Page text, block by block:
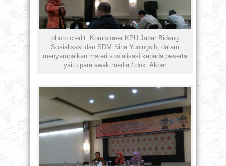
photo credit: Komisioner KPU Jabar Bidang
Sosialisasi dan SDM Nina Yuningsih, dalam
menyampaikan materi sosialisasi kepada peserta
yaitu para awak media / dok. Akbar